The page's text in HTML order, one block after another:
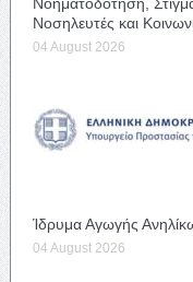
Νοσηλευτές και
04 August 2026
Ίδρυμα Αγωγής
04 August 2026